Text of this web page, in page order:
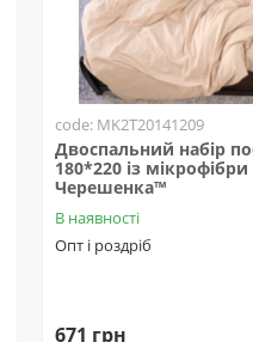
code: MK2T20141209
Двоспальний набір
180*220 із
Черешенка™
В наявності
Опт і роздріб
671 грн